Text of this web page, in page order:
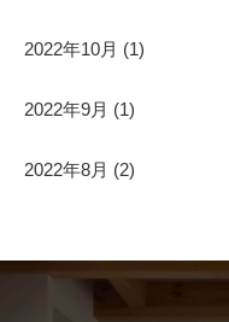
2022年10月 (1)
2022年9月 (1)
2022年8月 (2)